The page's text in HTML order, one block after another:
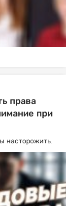
права
при
насторожить.